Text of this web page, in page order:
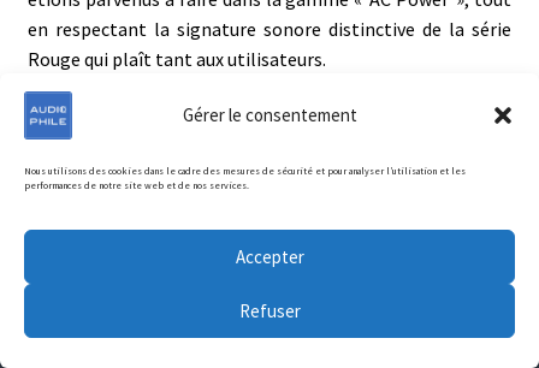
Gérer le consentement
Nous utilisons des cookies dans le cadre des mesures de sécurité et pour analyser l’utilisation et les
performances de notre site web et de nos services.
Accepter
Refuser
en respectant la signature sonore distinctive de la série
Rouge qui plaît tant aux utilisateurs.
Recherche
R